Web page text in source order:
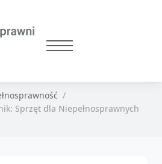
Sprzęt dla Niepełnosprawnych